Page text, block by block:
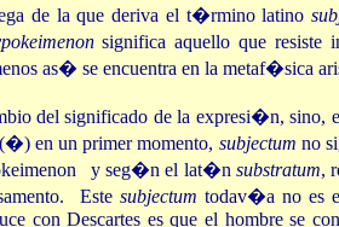
de la que deriva el t�rmino latino
significa aquello que resiste
as� se encuentra en la metaf�sica
del significado de la expresi�n, sino,
en un primer momento, subjectum no
y seg�n el lat�n substratum,
Este subjectum todav�a no es
con Descartes es que el hombre se